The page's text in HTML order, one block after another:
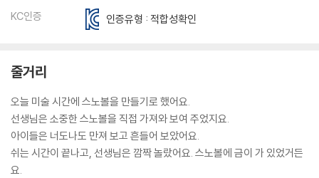
KC인증
인증유형 : 적합성확인
줄거리
오늘 미술 시간에 스노볼을 만들기로 했어요.
선생님은 소중한 스노볼을 직접 가져와 보여 주었지요.
아이들은 너도나도 만져 보고 흔들어 보았어요.
쉬는 시간이 끝나고, 선생님은 깜짝 놀랐어요. 스노볼에 금이 가 있었거든
요.